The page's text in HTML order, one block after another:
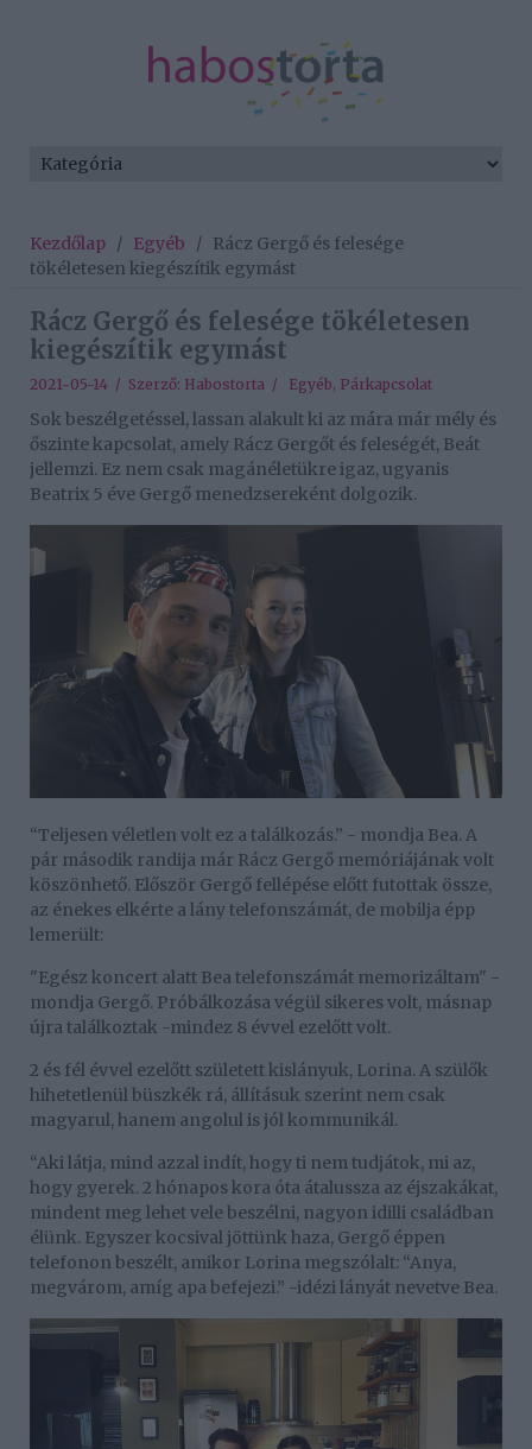
Kezdőlap / Egyéb / Rácz Gergő és felesége
tökéletesen kiegészítik egymást
Rácz Gergő és felesége tökéletesen
kiegészítik egymást
2021-05-14 / Szerző: Habostorta / Egyéb, Párkapcsolat
Sok beszélgetéssel, lassan alakult ki az mára már mély és
őszinte kapcsolat, amely Rácz Gergőt és feleségét, Beát
jellemzi. Ez nem csak magánéletükre igaz, ugyanis
Beatrix 5 éve Gergő menedzsereként dolgozik.
“Teljesen véletlen volt ez a találkozás.” - mondja Bea. A
pár második randija már Rácz Gergő memóriájának volt
köszönhető. Először Gergő fellépése előtt futottak össze,
az énekes elkérte a lány telefonszámát, de mobilja épp
lemerült:
"Egész koncert alatt Bea telefonszámát memorizáltam" -
mondja Gergő. Próbálkozása végül sikeres volt, másnap
újra találkoztak -mindez 8 évvel ezelőtt volt.
2 és fél évvel ezelőtt született kislányuk, Lorina. A szülők
hihetetlenül büszkék rá, állításuk szerint nem csak
magyarul, hanem angolul is jól kommunikál.
“Aki látja, mind azzal indít, hogy ti nem tudjátok, mi az,
hogy gyerek. 2 hónapos kora óta átalussza az éjszakákat,
mindent meg lehet vele beszélni, nagyon idilli családban
élünk. Egyszer kocsival jöttünk haza, Gergő éppen
telefonon beszélt, amikor Lorina megszólalt: “Anya,
megvárom, amíg apa befejezi.” -idézi lányát nevetve Bea.